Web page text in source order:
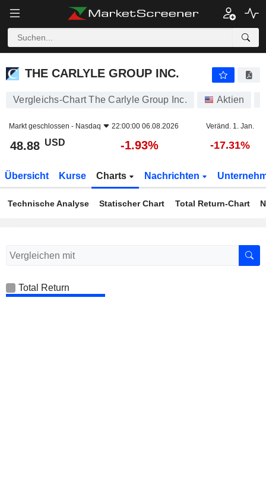
THE CARLYLE GROUP INC.
THE CARLYLE GROUP INC.
Vergleichs-Chart The Carlyle Group Inc. Aktien
Markt geschlossen - Nasdaq 22:00:00 06.08.2026 Veränd. 1. Jan.
48.88 USD -1.93% -17.31%
Übersicht Kurse Charts Nachrichten
Technische Analyse Statischer Chart Total Return-Chart
Total Return